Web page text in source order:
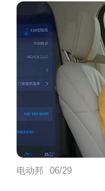
电动邦 06/29